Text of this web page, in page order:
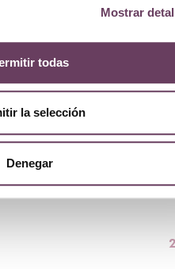
Mostrar
todas
la selección
Denegar